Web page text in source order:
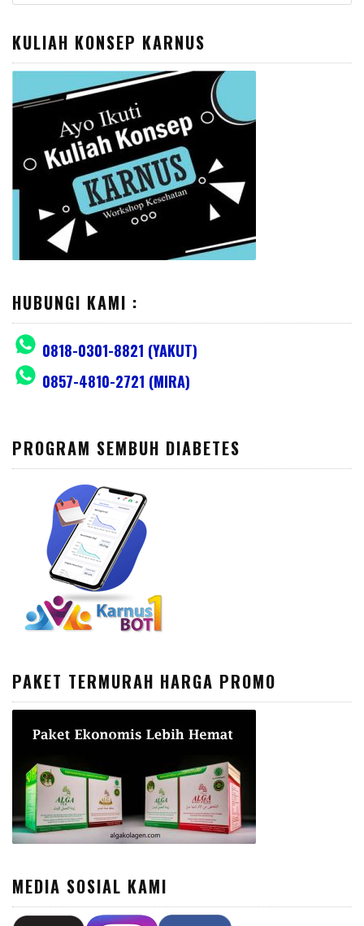
for:
KULIAH KONSEP KARNUS
HUBUNGI KAMI :
0818-0301-8821 (YAKUT)
0857-4810-2721 (MIRA)
PROGRAM SEMBUH DIABETES
PAKET TERMURAH HARGA PROMO
MEDIA SOSIAL KAMI